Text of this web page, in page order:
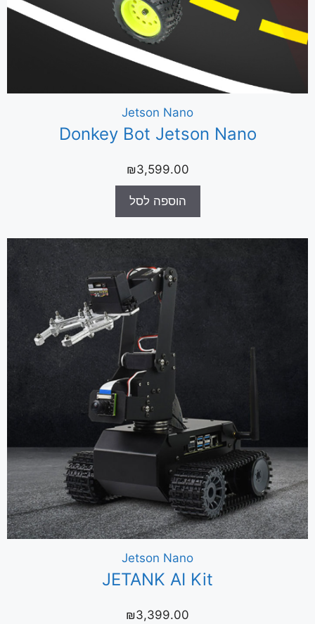
Jetson Nano
Donkey Bot Jetson Nano
₪3,599.00
הוספה לסל
Jetson Nano
JETANK AI Kit
₪3,399.00